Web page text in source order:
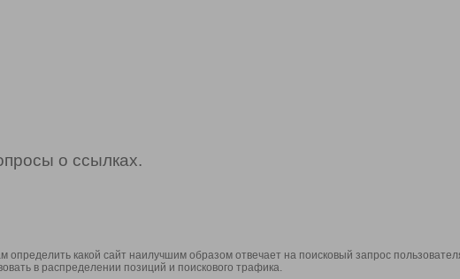
о ссылках.
определить какой сайт наилучшим образом отвечает на поисковый запрос
в раcпределении позиций и поискового трафика.